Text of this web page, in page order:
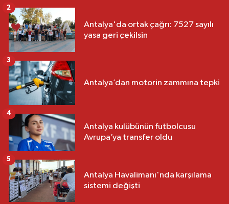
Antalya'da ortak çağrı: 7527 sayılı
yasa geri çekilsin
2
Antalya’dan motorin zammına tepki
3
Antalya kulübünün futbolcusu
Avrupa’ya transfer oldu
4
Antalya Havalimanı'nda karşılama
sistemi değişti
5